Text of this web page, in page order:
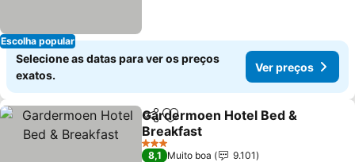
Escolha popular
Selecione as datas para ver os preços
exatos.
Ver preços
PartilharAdicionar aos favoritos
Gardermoen Hotel Bed &
Breakfast
3 Estrelas
8,1 Muito boa
9.101